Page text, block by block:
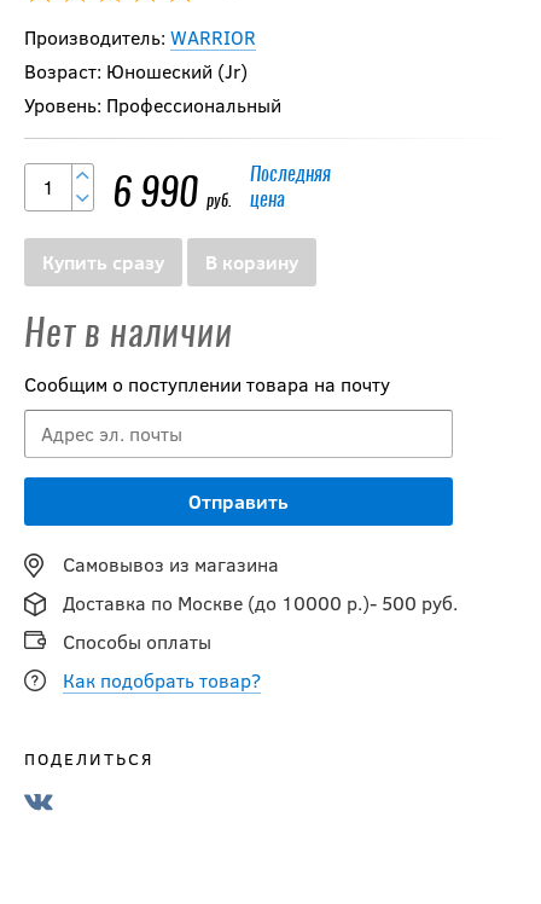
Производитель: WARRIOR
Возраст: Юношеский (Jr)
Уровень: Профессиональный
6 990 руб.
Последняя
цена
Купить сразу В корзину
Нет в наличии
Сообщим о поступлении товара на почту
Самовывоз из магазина
Доставка по Москве (до 10000 р.)- 500 руб.
Способы оплаты
Как подобрать товар?
ПОДЕЛИТЬСЯ